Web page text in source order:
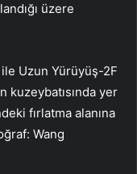
üzere
Uzun Yürüyüş-2F
kuzeybatısında yer
fırlatma alanına
Wang